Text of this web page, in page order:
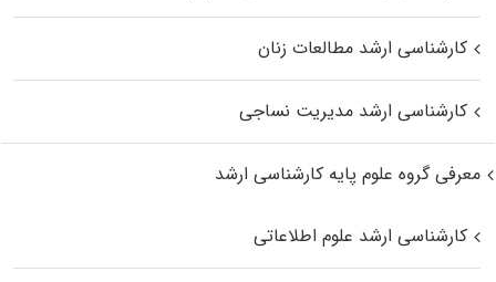
کارشناسی ارشد مطالعات زنان
کارشناسی ارشد مدیریت نساجی
معرفی گروه علوم پایه کارشناسی ارشد
کارشناسی ارشد علوم اطلاعاتی